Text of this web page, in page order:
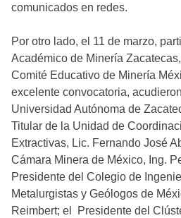
comunicados en redes.
Por otro lado, el 11 de marzo,
Académico de Minería
Comité Educativo de Minería
excelente convocatoria,
Universidad Autónoma de
Titular de la Unidad de
Extractivas, Lic. Fernando José
Cámara Minera de México, Ing.
Presidente del Colegio de
Metalurgistas y Geólogos de
Reimbert; el Presidente del